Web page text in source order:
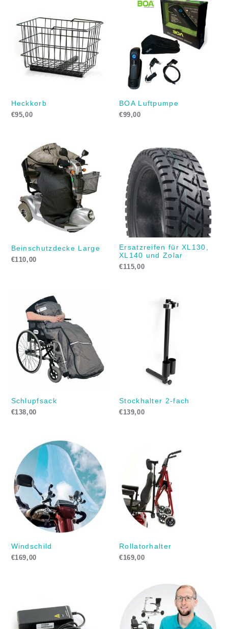
Heckkorb
€95,00
BOA Luftpumpe
€99,00
Beinschutzdecke Large
€110,00
Ersatzreifen für XL130,
XL140 und Zolar
€115,00
Schlupfsack
€138,00
Stockhalter 2-fach
€139,00
Windschild
€169,00
Rollatorhalter
€169,00